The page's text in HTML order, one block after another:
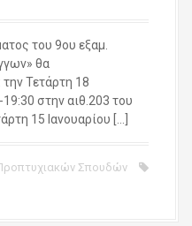
του 9ου εξαμ.
θα
Τετάρτη 18
στην αιθ.203 του
15 Ιανουαρίου […]
Σπουδών